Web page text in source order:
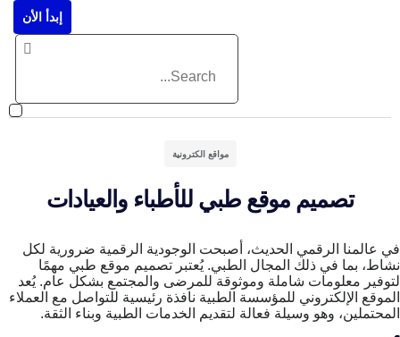
إبدأ الأن
مواقع الكترونية
تصميم موقع طبي للأطباء والعيادات
في عالمنا الرقمي الحديث، أصبحت الوجودية الرقمية ضرورية لكل
نشاط، بما في ذلك المجال الطبي. يُعتبر تصميم موقع طبي مهمًا
لتوفير معلومات شاملة وموثوقة للمرضى والمجتمع بشكل عام. يُعد
الموقع الإلكتروني للمؤسسة الطبية نافذة رئيسية للتواصل مع العملاء
المحتملين، وهو وسيلة فعالة لتقديم الخدمات الطبية وبناء الثقة.